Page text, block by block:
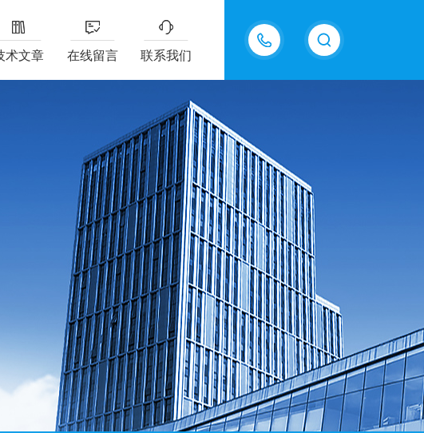
15618576711
术文章 在线留言 联系我们